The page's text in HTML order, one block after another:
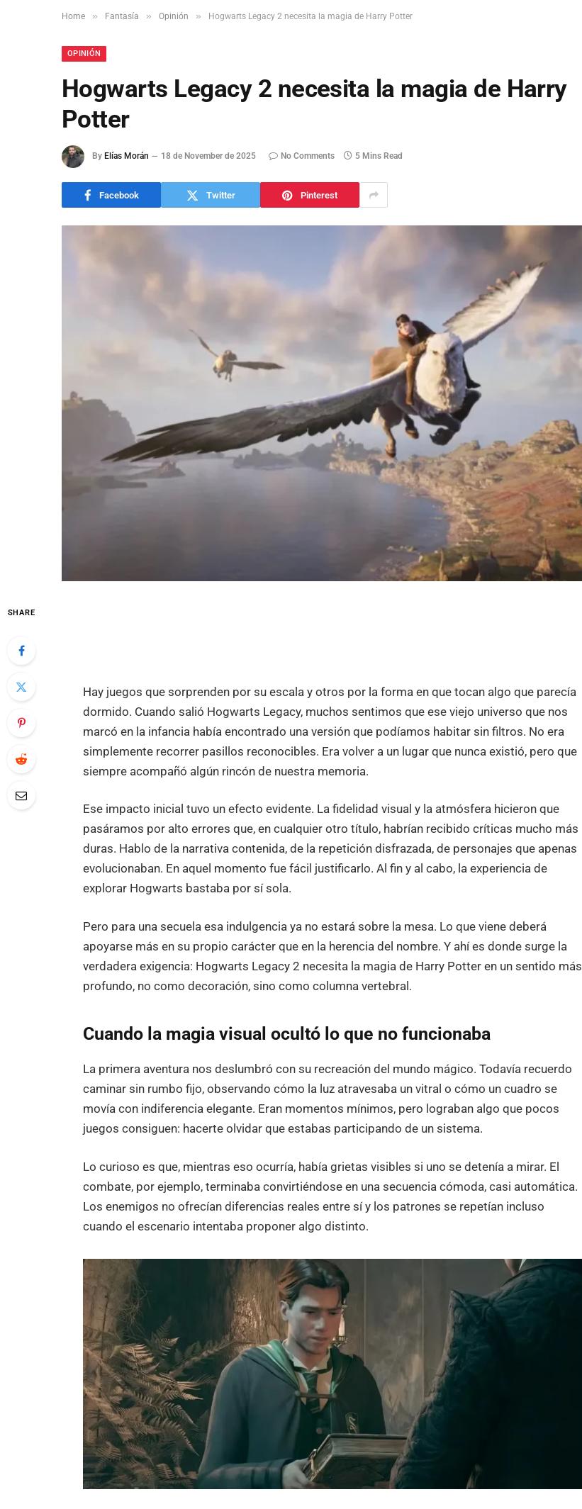
Home » Fantasía » Opinión » Hogwarts Legacy 2 necesita la magia de Harry Potter
OPINIÓN
Hogwarts Legacy 2 necesita la magia de Harry
Potter
By Elías Morán 18 de November de 2025 No Comments 5 Mins Read
Facebook Twitter Pinterest
SHARE
Hay juegos que sorprenden por su escala y otros por la forma en que tocan algo que parecía
dormido. Cuando salió Hogwarts Legacy, muchos sentimos que ese viejo universo que nos
marcó en la infancia había encontrado una versión que podíamos habitar sin filtros. No era
simplemente recorrer pasillos reconocibles. Era volver a un lugar que nunca existió, pero que
siempre acompañó algún rincón de nuestra memoria.
Ese impacto inicial tuvo un efecto evidente. La fidelidad visual y la atmósfera hicieron que
pasáramos por alto errores que, en cualquier otro título, habrían recibido críticas mucho más
duras. Hablo de la narrativa contenida, de la repetición disfrazada, de personajes que apenas
evolucionaban. En aquel momento fue fácil justificarlo. Al fin y al cabo, la experiencia de
explorar Hogwarts bastaba por sí sola.
Pero para una secuela esa indulgencia ya no estará sobre la mesa. Lo que viene deberá
apoyarse más en su propio carácter que en la herencia del nombre. Y ahí es donde surge la
verdadera exigencia: Hogwarts Legacy 2 necesita la magia de Harry Potter en un sentido más
profundo, no como decoración, sino como columna vertebral.
Cuando la magia visual ocultó lo que no funcionaba
La primera aventura nos deslumbró con su recreación del mundo mágico. Todavía recuerdo
caminar sin rumbo fijo, observando cómo la luz atravesaba un vitral o cómo un cuadro se
movía con indiferencia elegante. Eran momentos mínimos, pero lograban algo que pocos
juegos consiguen: hacerte olvidar que estabas participando de un sistema.
Lo curioso es que, mientras eso ocurría, había grietas visibles si uno se detenía a mirar. El
combate, por ejemplo, terminaba convirtiéndose en una secuencia cómoda, casi automática.
Los enemigos no ofrecían diferencias reales entre sí y los patrones se repetían incluso
cuando el escenario intentaba proponer algo distinto.